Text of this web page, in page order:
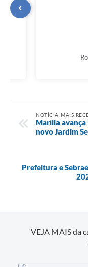
NOTÍCIA MAIS
Marília avança
novo Jardim
Prefeitura e
VEJA MAIS da